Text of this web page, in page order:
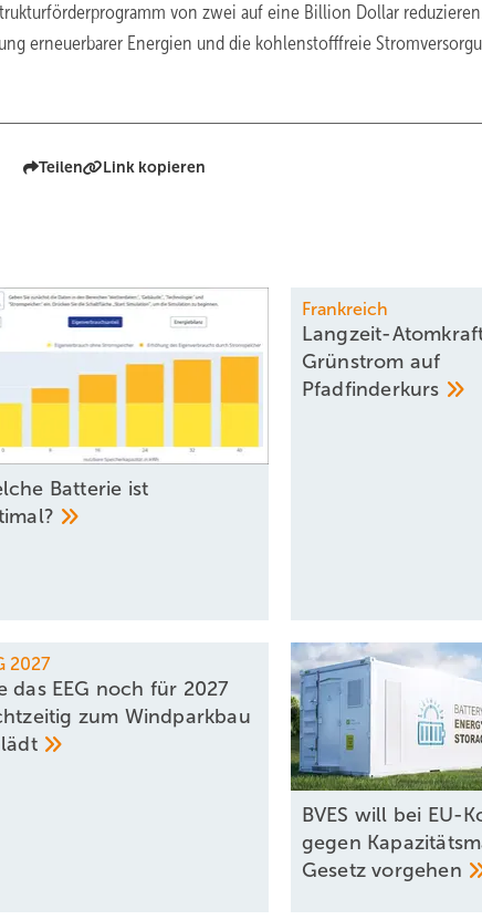
von zwei auf eine Billion Dollar
erneuerbarer Energien und die kohlenstofffreie
Teilen Link kopieren
Batterie ist
Frankreich
Langzeit-
Grünstrom auf
Pfadfinderkurs
2027
das EEG noch für 2027
zum Windparkbau
BVES will bei EU-
gegen
Gesetzvorgehen